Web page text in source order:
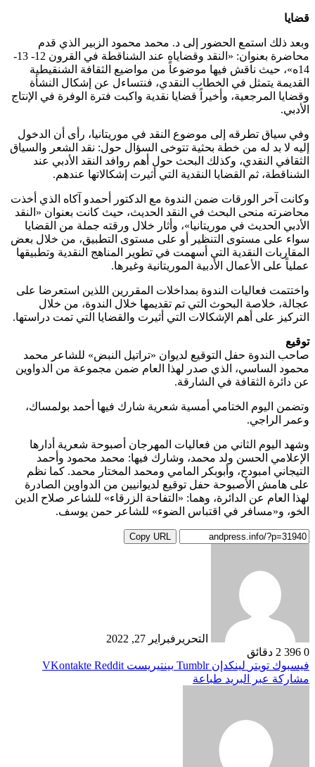
قضايا
وبعد ذلك استمع الحضور إلى د. محمد محمود الزبير الذي قدم
محاضرة بعنوان: «النقد وقضاياه عند الشناقطة في القرون 12- 13-
14ه»، حيث ناقش فيها موضوعاً من مواضيع الثقافة الشنقيطية
القديمة يتمثل في الخطاب النقدي، فنتساءل عن إشكال النشأة
وقضايا المرجعية، وأخيراً قضايا نقدية واكبت فترة الوفرة في الإنتاج
الأدبي.
وفي سياق تطرقه إلى موضوع النقد في موريتانيا، رأى أن الدخول
إليه لا بد له من خطة بحثية تتوخى السؤال حول: نقد الشعر والسياق
الثقافي النقدي، وكذلك البحث حول أهم روافد النقد الأدبي عند
الشناقطة، ثم القضايا النقدية التي أثيرت إشكالاتها عندهم.
وكانت آخر الورقات ضمن الندوة مع الدكتور أحمدو آكاه الذي أخذت
محاضرته منحى البحث في النقد الحديث، حيث كانت بعنوان «النقد
الأدبي الحديث في موريتانيا»، وأثار خلال ورقته جملة من القضايا
سواء على مستوى التنظير أو على مستوى التطبيق، من خلال بعض
المقاربات النقدية التي أسهمت في تطوير المناهج النقدية وتطبيقها
عملياً على الأعمال الأدبية الموريتانية وغيرها.
واختتمت فعاليات الندوة بمداخلات المقررين اللذين استعرضا على
عجالة، خلاصة البحوث التي تم تقديمها خلال الندوة، من خلال
التركيز على أهم الإشكالات التي أثيرت والقضايا التي تمت دراستها.
توقيع
صاحب الندوة حفل التوقيع لديوان «تراتيل النبض» للشاعر محمد
محمود الساسي، الذي صدر لهذا العام ضمن مجموعة من الدواوين
عن دائرة الثقافة في الشارقة.
وتضمن اليوم الختامي أمسية شعرية شارك فيها أحمد بولمساك،
وعمر الراجي.
وشهد اليوم الثاني من فعاليات المهرجان أصبوحة شعرية أدارها
الإعلامي الحسن ولد محمد، وشارك فيها: محمد محمود وأحمد
التيجاني امبودج، وأبوبكر المامي ومحمد المختار محمد. كما نظم
على هامش الأصبوحة حفل توقيع لديوانيين من الدواوين الصادرة
لهذا العام عن الدائرة، وهما: «التفاحة الزرقاء» للشاعر صلاح الدين
الخو، و«مسافر في اقتباس الضوء» للشاعر حمن يوسف.
Copy URL
التحرير فبراير 27, 2022
0
2 دقائق
فيسبوك تويتر لينكدإن بينتيريست
مشاركة عبر البريد طباعة